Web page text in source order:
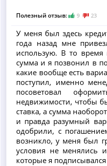
Полезный отзыв: 9 23
У меня был здесь
года назад мне
использую. В то
сумма и я позвонил в
какие вообще есть
поступил, именно
посоветовал
недвижимости, чтобы
ставка, а сумма
и правда разумный
одобрили, с
возникло, у меня был
условия не менялись
которые я